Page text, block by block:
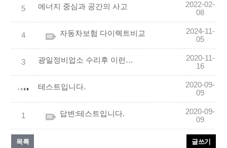
5 에너지 중심과 공간의 사고
2022-02-
08
4 자동차보험 다이렉트비교
2024-11-
05
3 광일정비업소 수리후 이런일이 발생
2020-11-
16
테스트입니다.
2020-09-
09
1 답변:테스트입니다.
2020-09-
09
목록 글쓰기